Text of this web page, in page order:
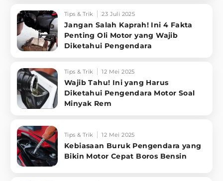
Tips & Trik 23 Juli 2025
Jangan Salah Kaprah! Ini 4 Fakta
Penting Oli Motor yang Wajib
Diketahui Pengendara
Tips & Trik 12 Mei 2025
Wajib Tahu! Ini yang Harus
Diketahui Pengendara Motor Soal
Minyak Rem
Tips & Trik 12 Mei 2025
Kebiasaan Buruk Pengendara yang
Bikin Motor Cepat Boros Bensin